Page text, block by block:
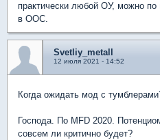
практически любой ОУ, можно по
в ООС.
Svetliy_metall
12 июля 2021 - 14:52
Когда ожидать мод с
Господа. По MFD 2020.
совсем ли критично будет?